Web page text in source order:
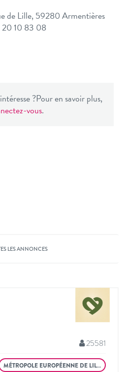
de Lille, 59280 Armentières
10 83 08
?Pour en savoir plus,
vous.
LES ANNONCES
25581
MÉTROPOLE EUROPÉENNE DE LIL…